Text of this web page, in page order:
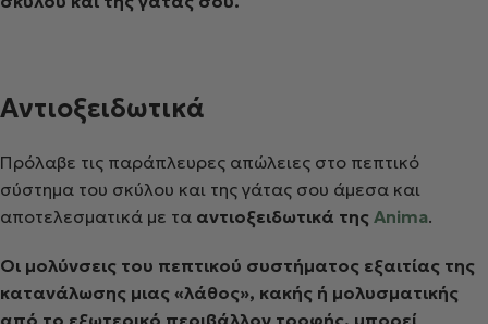
Αντιοξειδωτικά
Πρόλαβε τις παράπλευρες απώλειες στο πεπτικό
σύστημα του σκύλου και της γάτας σου άμεσα και
αποτελεσματικά με τα αντιοξειδωτικά της Anima.
Οι μολύνσεις του πεπτικού συστήματος εξαιτίας της
κατανάλωσης μιας «λάθος», κακής ή μολυσματικής